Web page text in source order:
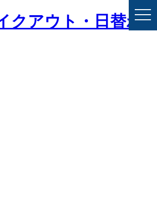
クアウト・日替わ